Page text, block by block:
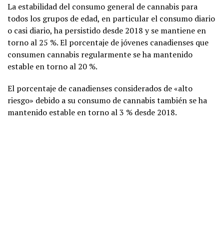
La estabilidad del consumo general de cannabis para
todos los grupos de edad, en particular el consumo diario
o casi diario, ha persistido desde 2018 y se mantiene en
torno al 25 %. El porcentaje de jóvenes canadienses que
consumen cannabis regularmente se ha mantenido
estable en torno al 20 %.
El porcentaje de canadienses considerados de «alto
riesgo» debido a su consumo de cannabis también se ha
mantenido estable en torno al 3 % desde 2018.